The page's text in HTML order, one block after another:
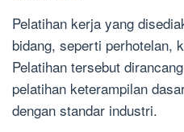
Pelatihan kerja yang
bidang, seperti perhotelan,
Pelatihan tersebut
pelatihan keterampilan
dengan standar industri.